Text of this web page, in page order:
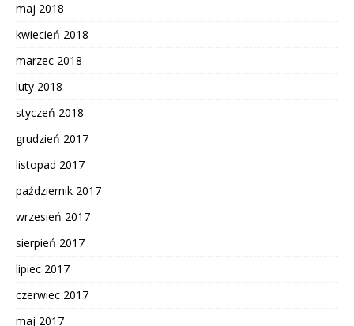
maj 2018
kwiecień 2018
marzec 2018
luty 2018
styczeń 2018
grudzień 2017
listopad 2017
październik 2017
wrzesień 2017
sierpień 2017
lipiec 2017
czerwiec 2017
maj 2017